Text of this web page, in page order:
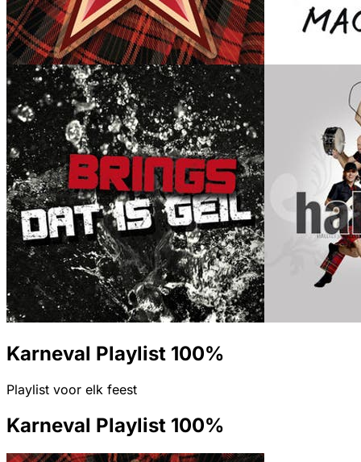
Karneval Playlist 100%
Playlist voor elk feest
Karneval Playlist 100%